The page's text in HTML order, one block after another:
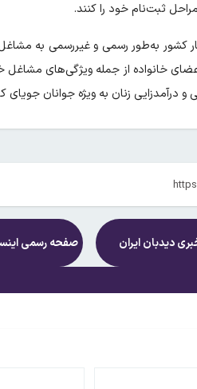
ثبت‌نام خود را کنند.
بیش از ۲۵ درصد بازار کار کشور به‌طور رسمی و
خانواده از جمله ویژگی‌های
و درآمدزایی زنان به ویژه جوانان جویای
دیدبان ایران صفحه رسمی